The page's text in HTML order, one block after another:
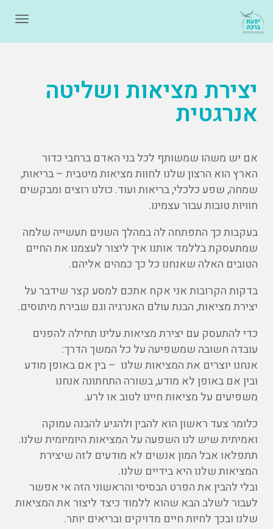
יצירת מציאות ושליטה
אנרגטית
אם יש משהו שמשותף לכל בני האדם ברחבי כדור
הארץ הוא הרצון שלנו לחוות מציאות מיטבית – בריאות,
שמחה, שפע כלכלי, בריאות ועוד. כולנו רוצים ומבקשים
חוויות טובות עבור עצמינו.
בעקבות כך התפתחה לה במהלך השנים תעשייה שלמה
שמתעסקת בללמד אותנו איך ליצור לעצמנו את החיים
הטובים האלה שאנחנו כל כך כמהים אליהם.
בדקות הקרובות אני אקח אתכם למסע קצר שידבר על
יצירת מציאות, הבנת עולם האנרגיה וגם שבירת מיתוסים.
כדי להתעסק עם יצירת מציאות עלינו תחילה להפנים
עובדה חשובה שמשפיעה על כל המשך הדרך:
אנחנו יוצרים את המציאות שלנו – בין אם באופן מודע
ובין אם באופן לא מודע, בשורה התחתונה אנחנו
משפיעים על מציאות חיינו לטוב או לרע.
כלומר צעד ראשון הוא להבין ולהגיע להבנה עמוקה
ואמיתית שיש לנו השפעה על המציאות היומיומית שלנו.
תתפלאו אבל המון אנשים לא מודעים לזה שיצירת
המציאות שלנו היא בידיים שלנו.
ובלי להבין את הפרט הבסיסי והראשוני הזה אי אפשר
לעבור לשלב הבא שהוא ללמוד כיצד ליצור את המציאות
שלנו ובכך לחיות חיים מדויקים ובריאים יותר.